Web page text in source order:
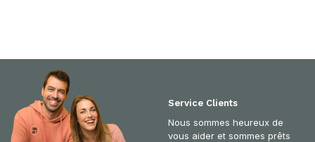
Service Clients
Nous sommes heureux de
vous aider et sommes prêts